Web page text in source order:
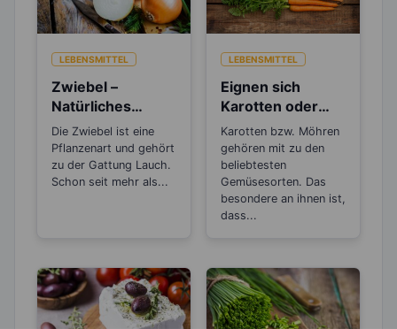
LEBENSMITTEL
Zwiebel –
Natürliches
Antibiotikum und
„Wunder“-
Heilmittel
Die Zwiebel ist eine
Pflanzenart und gehört
zu der Gattung Lauch.
Schon seit mehr als...
LEBENSMITTEL
Eignen sich
Karotten oder
Möhren zum
Abnehmen?
Karotten bzw. Möhren
gehören mit zu den
beliebtesten
Gemüsesorten. Das
besondere an ihnen ist,
dass...